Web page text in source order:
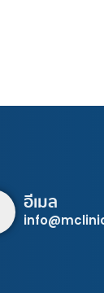
อีเมล